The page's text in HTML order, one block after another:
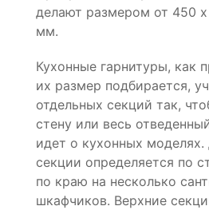
делают размером от 450
мм.
Кухонные гарнитуры, как
их размер подбирается,
отдельных секций так,
стену или весь
идет о кухонных
секции определяется по
по краю на несколько
шкафчиков. Верхние